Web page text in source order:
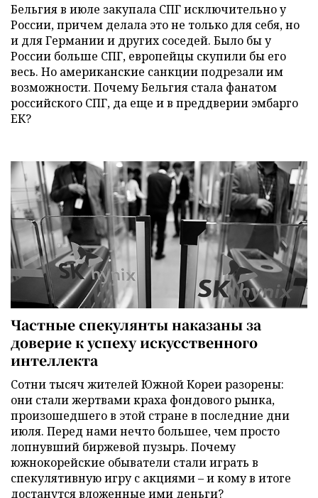
Бельгия в июле закупала СПГ исключительно у
России, причем делала это не только для себя, но
и для Германии и других соседей. Было бы у
России больше СПГ, европейцы скупили бы его
весь. Но американские санкции подрезали им
возможности. Почему Бельгия стала фанатом
российского СПГ, да еще и в преддверии эмбарго
ЕК?
Частные спекулянты наказаны за
доверие к успеху искусственного
интеллекта
Сотни тысяч жителей Южной Кореи разорены:
они стали жертвами краха фондового рынка,
произошедшего в этой стране в последние дни
июля. Перед нами нечто большее, чем просто
лопнувший биржевой пузырь. Почему
южнокорейские обыватели стали играть в
спекулятивную игру с акциями – и кому в итоге
достанутся вложенные ими деньги?